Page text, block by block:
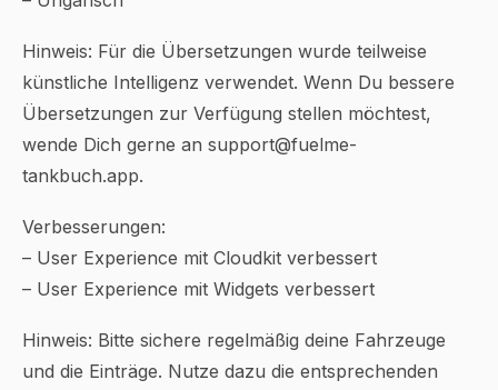
Hinweis: Für die Übersetzungen wurde teilweise
künstliche Intelligenz verwendet. Wenn Du bessere
Übersetzungen zur Verfügung stellen möchtest,
wende Dich gerne an support@fuelme-
tankbuch.app.
Verbesserungen:
– User Experience mit Cloudkit verbessert
– User Experience mit Widgets verbessert
Hinweis: Bitte sichere regelmäßig deine Fahrzeuge
und die Einträge. Nutze dazu die entsprechenden